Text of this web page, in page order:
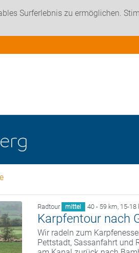
Surferlebnis zu ermöglichen.
Radtour mittel 40 - 59 km, 15-18
Karpfentour nach
Wir radeln zum
Pettstadt, Sassanfahrt und